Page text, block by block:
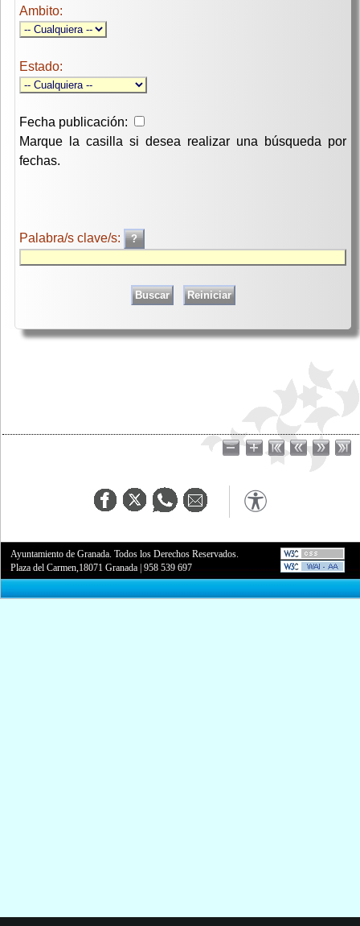
Ambito:
Estado:
Fecha publicación:
Marque la casilla si desea realizar una búsqueda por
fechas.
Palabra/s clave/s:
Ayuntamiento de Granada. Todos los Derechos Reservados.
Plaza del Carmen,18071 Granada |958 539 697